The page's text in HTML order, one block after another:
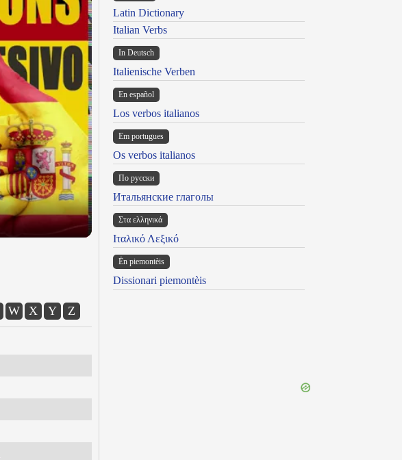
W X Y Z
Latin Dictionary
Italian Verbs
In Deutsch
Italienische Verben
En español
Los verbos italianos
Em portugues
Os verbos italianos
По русски
Итальянские глаголы
Στα ελληνικά
Ιταλικό Λεξικό
Ën piemontèis
Dissionari piemontèis